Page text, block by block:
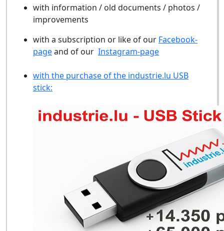
with information / old documents / photos /
improvements
with a subscription or like of our Facebook-
pageand of our Instagram-page
with the purchase of the industrie.lu USB
stick: